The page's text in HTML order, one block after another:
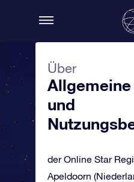
Über
und
der Online Star
Apeldoorn